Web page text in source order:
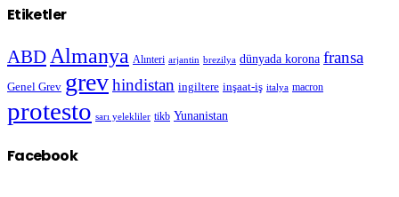
Etiketler
ABD Almanya Alınteri arjantin brezilya dünyada korona fransa
Genel Grev grevhindistan ingiltere inşaat-iş italya macron
protesto sarı yelekliler tikb Yunanistan
Facebook